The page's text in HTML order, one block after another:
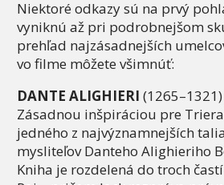
Niektoré odkazy sú na prvý
vyniknú až pri podrobnejšom
prehľad najzásadnejších
vo filme môžete všimnúť:
DANTE ALIGHIERI (1265–1321)
Zásadnou inšpiráciou pre
jedného z najvýznamnejších
mysliteľov Danteho Alighieriho
Kniha je rozdelená do troch častí